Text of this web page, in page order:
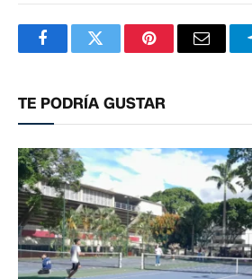
FacebookTwitterPinterestCorreo
TE PODRÍA GUSTAR